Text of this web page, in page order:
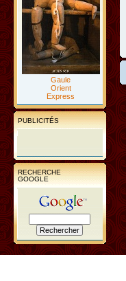
Gaule
Orient
Express
PUBLICITÉS
RECHERCHE
GOOGLE